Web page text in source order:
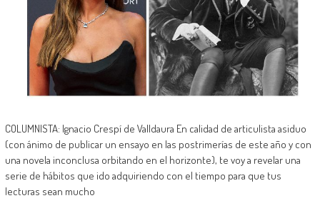
COLUMNISTA: Ignacio Crespí de Valldaura En calidad de articulista asiduo
(con ánimo de publicar un ensayo en las postrimerías de este año y con
una novela inconclusa orbitando en el horizonte), te voy a revelar una
serie de hábitos que ido adquiriendo con el tiempo para que tus
lecturas sean mucho